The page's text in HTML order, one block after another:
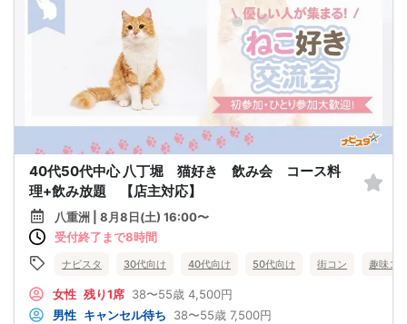
40代50代中心 八丁堀 猫好き 飲み会 コース料
理+飲み放題 【店主対応】
八重洲 | 8月8日(土) 16:00〜
受付終了まで8時間
ナビスタ 30代向け 40代向け 50代向け 街コン 趣味コ
女性 残り1席 38〜55歳 4,500円
男性 キャンセル待ち 38〜55歳 7,500円